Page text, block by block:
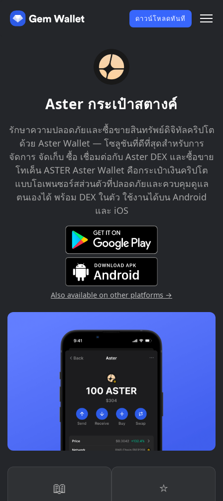
ดาวน์โหลดทันที
Aster กระเป๋าสตางค์
รักษาความปลอดภัยและซื้อขายสินทรัพย์ดิจิทัลคริปโต
ด้วย Aster Wallet — โซลูชันที่ดีที่สุดสำหรับการ
จัดการ จัดเก็บ ซื้อ เชื่อมต่อกับ Aster DEX และซื้อขาย
โทเค็น ASTER Aster Wallet คือกระเป๋าเงินคริปโต
แบบโอเพนซอร์สส่วนตัวที่ปลอดภัยและควบคุมดูแล
ตนเองได้ พร้อม DEX ในตัว ใช้งานได้บน Android
และ iOS
Also available on other platforms →
📖 ⭐